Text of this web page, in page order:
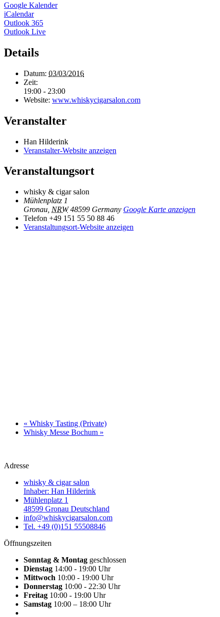
Google Kalender
iCalendar
Outlook 365
Outlook Live
Details
Datum: 03/03/2016
Zeit:
19:00 - 23:00
Website: www.whiskycigarsalon.com
Veranstalter
Han Hilderink
Veranstalter-Website anzeigen
Veranstaltungsort
whisky & cigar salon
Mühlenplatz 1
Gronau NRW 48599 Germany Google Karte anzeigen
Telefon +49 151 55 50 88 46
Veranstaltungsort-Website anzeigen
« Whisky Tasting (Private)
Whisky Messe Bochum »
Adresse
whisky & cigar salon
Inhaber: Han Hilderink
Mühlenplatz 1
48599 Gronau Deutschland
info@whiskycigarsalon.com
Tel. +49 (0)151 55508846
Öffnungszeiten
Sonntag & Montag geschlossen
Dienstag 14:00 - 19:00 Uhr
Mittwoch 10:00 - 19:00 Uhr
Donnerstag 10:00 - 22:30 Uhr
Freitag 10:00 - 19:00 Uhr
Samstag 10:00 – 18:00 Uhr